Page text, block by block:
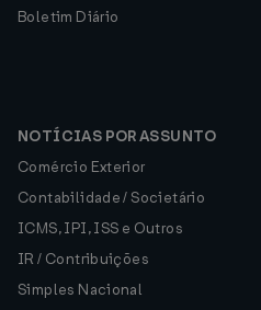
Boletim Diário
NOTÍCIAS POR ASSUNTO
Comércio Exterior
Contabilidade / Societário
ICMS, IPI, ISS e Outros
IR / Contribuições
Simples Nacional